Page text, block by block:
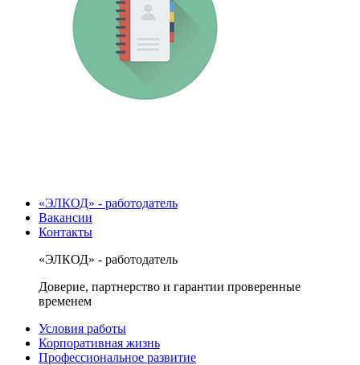
«ЭЛКОД» - работодатель
Вакансии
Контакты
«ЭЛКОД» - работодатель
Доверие, партнерство и гарантии проверенные
временем
Условия работы
Корпоративная жизнь
Профессиональное развитие